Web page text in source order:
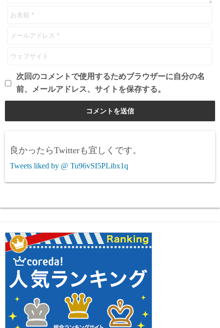
次回のコメントで使用するためブラウザーに自分の名
前、メールアドレス、サイトを保存する。
良かったらTwitterも宜しくです。
Tweets liked by @ Tu96vSI5PLibx1q